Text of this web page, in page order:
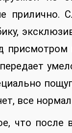
прилично.
все
что после